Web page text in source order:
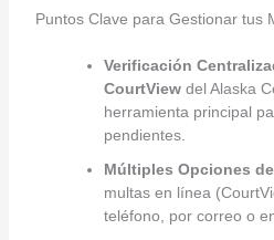
Puntos Clave para Gestionar tus
Verificación
CourtViewdel Alaska
herramienta principal
pendientes.
Múltiples Opciones
multas en línea
teléfono, por correo o